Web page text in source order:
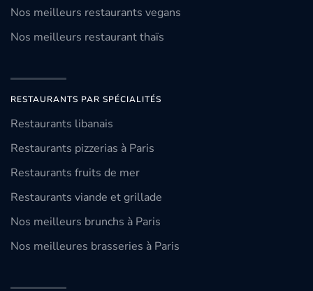
Nos meilleurs restaurants vegans
Nos meilleurs restaurant thaïs
RESTAURANTS PAR SPÉCIALITÉS
Restaurants libanais
Restaurants pizzerias à Paris
Restaurants fruits de mer
Restaurants viande et grillade
Nos meilleurs brunchs à Paris
Nos meilleures brasseries à Paris